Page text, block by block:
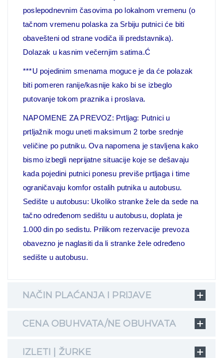
poslepodnevnim časovima po lokalnom vremenu (o
tačnom vremenu polaska za Srbiju putnici će biti
obavešteni od strane vodiča ili predstavnika).
Dolazak u kasnim večernjim satima.Ć
***U pojedinim smenama moguce je da će polazak
biti pomeren ranije/kasnije kako bi se izbeglo
putovanje tokom praznika i proslava.
NAPOMENE ZA PREVOZ: Prtljag: Putnici u
prtljažnik mogu uneti maksimum 2 torbe srednje
veličine po putniku. Ova napomena je stavljena kako
bismo izbegli neprijatne situacije koje se dešavaju
kada pojedini putnici ponesu previše prtljaga i time
ograničavaju komfor ostalih putnika u autobusu.
Sedište u autobusu: Ukoliko stranke žele da sede na
tačno određenom sedištu u autobusu, doplata je
1.000 din po sedistu. Prilikom rezervacije prevoza
obavezno je naglasiti da li stranke žele određeno
sedište u autobusu.
NAČIN PLAĆANJA I PRIJAVE
CENA OBUHVATA/NE OBUHVATA
IZLETI | ŽURKE